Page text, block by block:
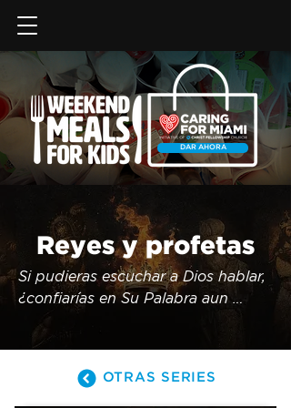
DAR AHORA
Reyes y profetas
Si pudieras escuchar a Dios hablar,
¿confiarías en Su Palabra aun
contrario? Después del ascenso de
comienza a fracturarse, y lo que
OTRAS SERIES